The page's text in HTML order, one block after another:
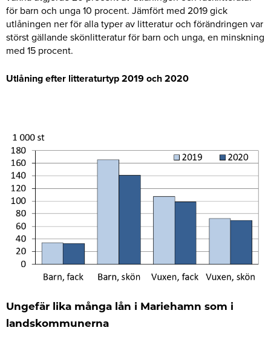
för barn och unga 10 procent. Jämfört med 2019 gick
utlåningen ner för alla typer av litteratur och förändringen var
störst gällande skönlitteratur för barn och unga, en minskning
med 15 procent.
Utlåning efter litteraturtyp 2019 och 2020
Ungefär lika många lån i Mariehamn som i
landskommunerna